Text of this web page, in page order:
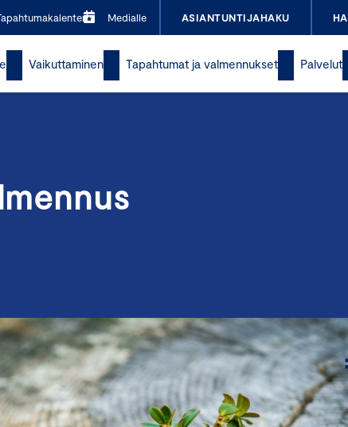
Medialle ASIANTUNTIJAHAKU
Vaikuttaminen Tapahtumat ja valmennukset Palvelut